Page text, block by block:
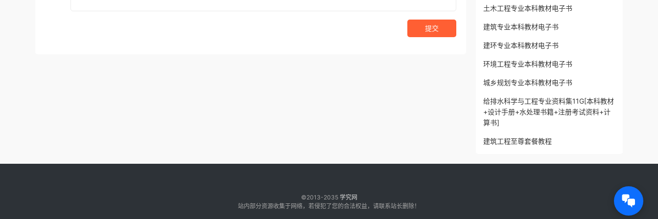
提交
土木工程专业本科教材电子书
建筑专业本科教材电子书
建环专业本科教材电子书
环境工程专业本科教材电子书
城乡规划专业本科教材电子书
给排水科学与工程专业资料集11G[本科教材
+设计手册+水处理书籍+注册考试资料+计
算书]
建筑工程至尊套餐教程
©2013-2035 学究网
站内部分资源收集于网络，若侵犯了您的合法权益，请联系站长删除！